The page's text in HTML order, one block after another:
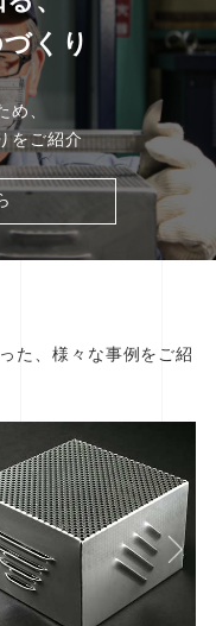
くり
め、
をご紹介
た、様々な事例をご紹